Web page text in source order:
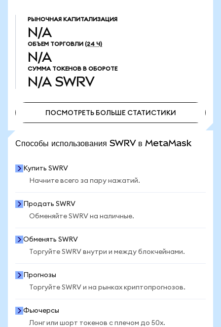
РЫНОЧНАЯ КАПИТАЛИЗАЦИЯ
N/A
ОБЪЕМ ТОРГОВЛИ (24 Ч)
N/A
СУММА ТОКЕНОВ В ОБОРОТЕ
N/A SWRV
ПОСМОТРЕТЬ БОЛЬШЕ СТАТИСТИКИ
Способы использования SWRV в MetaMask
Купить SWRV
Начните всего за пару нажатий.
Продать SWRV
Обменяйте SWRV на наличные.
Обменять SWRV
Торгуйте SWRV внутри и между блокчейнами.
Прогнозы
Торгуйте SWRV и на рынках криптопрогнозов.
Фьючерсы
Лонг или шорт токенов с плечом до 50x.